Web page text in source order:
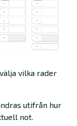
vilka rader
utifrån hur
not.